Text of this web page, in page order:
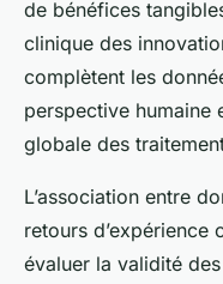
de bénéfices
clinique des
complètent les
perspective humaine
globale des
L’association entre
retours
évaluer la validité